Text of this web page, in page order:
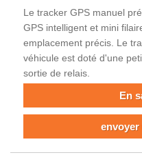
Le tracker GPS manuel
GPS intelligent et mini
emplacement précis. Le
véhicule est doté d'une
sortie de relais.
En
envoyer